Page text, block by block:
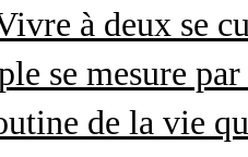
à deux se
se mesure
de la vie